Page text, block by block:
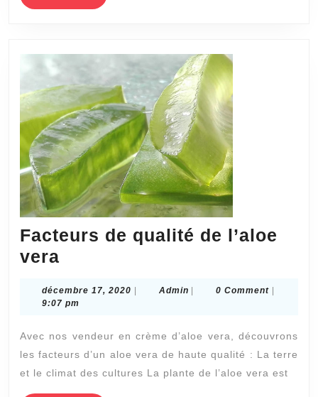
MORE
Facteurs de qualité de l’aloe
vera
qualité
l’aloe
vera
décembre 17, 2020 décembre
| AdminAdmin
| 0 Comment |
9:07 pm
Avec nos vendeur en crème d’aloe vera, découvrons
les facteurs d’un aloe vera de haute qualité : La terre
et le climat des cultures La plante de l’aloe vera est